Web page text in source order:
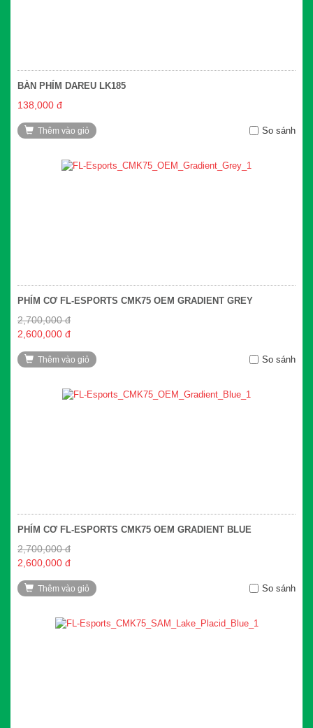
BÀN PHÍM DAREU LK185
138,000 đ
Thêm vào giỏ So sánh
PHÍM CƠ FL-ESPORTS CMK75 OEM GRADIENT GREY
2,700,000 đ
2,600,000 đ
Thêm vào giỏ So sánh
PHÍM CƠ FL-ESPORTS CMK75 OEM GRADIENT BLUE
2,700,000 đ
2,600,000 đ
Thêm vào giỏ So sánh